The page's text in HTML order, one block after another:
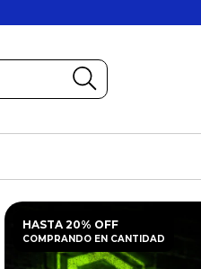
HASTA 20% OFF
COMPRANDO EN CANTIDAD